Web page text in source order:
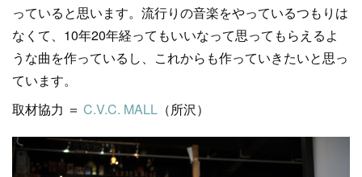
っていると思います。流行りの音楽をやっているつもりは
なくて、10年20年経ってもいいなって思ってもらえるよ
うな曲を作っているし、これからも作っていきたいと思っ
ています。
取材協力 ＝ C.V.C. MALL （所沢）